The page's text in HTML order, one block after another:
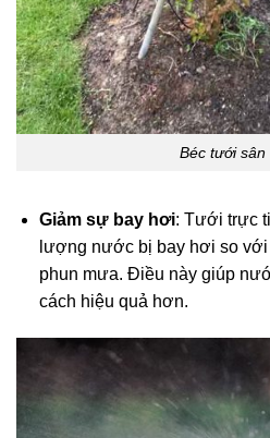
Béc tưới sân
Giảm sự bay hơi: Tưới trực
lượng nước bị bay hơi so
phun mưa. Điều này giúp
cách hiệu quả hơn.